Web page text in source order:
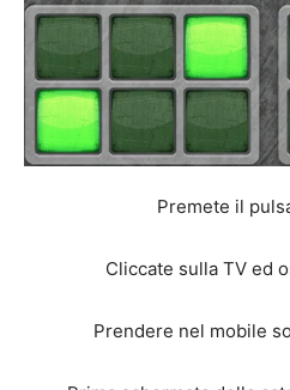
Premete il
Cliccate sulla TV ed
Prendere nel mobile